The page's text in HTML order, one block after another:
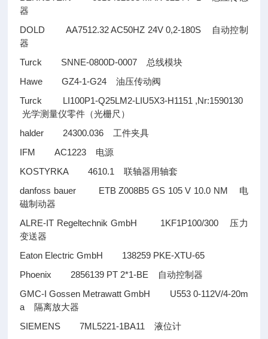
器
DOLD AA7512.32 AC50HZ 24V 0,2-180S
自动控制
器
Turck SNNE-0800D-0007 总线模块
Hawe GZ4-1-G24油压传动阀
Turck LI100P1-Q25LM2-LIU5X3-H1151 ,Nr:1590130
光学测量仪零件（光栅尺）
halder 24300.036 工件夹具
IFM AC1223 电源
KOSTYRKA 4610.1联轴器用轴套
danfoss bauer ETB Z008B5 GS 105 V 10.0 NM
电
磁制动器
ALRE-IT Regeltechnik GmbH 1KF1P100/300
压力
变送器
Eaton Electric GmbH 138259 PKE-XTU-65
Phoenix 2856139 PT 2*1-BE
自动控制器
GMC-I Gossen Metrawatt GmbH U553 0-112V/4-20m
a
隔离放大器
SIEMENS 7ML5221-1BA11液位计